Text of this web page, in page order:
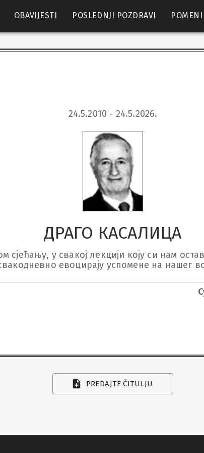
OBAVIJESTI POSLEDNJI POZDRAVI POMENI
24.5.2010 - 24.5.2026.
ДРАГО КАСАЛИЦА
у свакој лекцији коју си нам
евоцирају успомене на нашег
PREDAJTE ČITULJU